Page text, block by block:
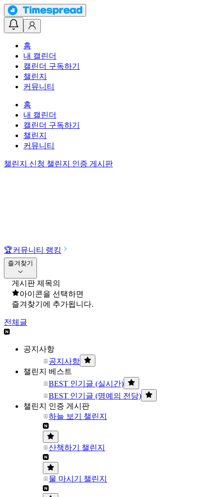
홈
내 캘린더
캘린더 구독하기
챌린지
커뮤니티
홈
내 캘린더
캘린더 구독하기
챌린지
커뮤니티
챌린지 신청 챌린지 인증 게시판
🏆커뮤니티 랭킹
즐겨찾기
게시판 제목의
아이콘을 선택하면
즐겨찾기에 추가됩니다.
전체글
공지사항
공지사항
챌린지 베스트
BEST 인기글 (실시간)
BEST 인기글 (명예의 전당)
챌린지 인증 게시판
하늘 보기 챌린지
산책하기 챌린지
물 마시기 챌린지